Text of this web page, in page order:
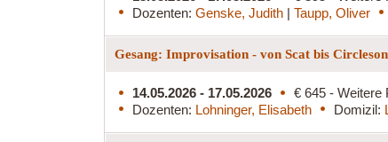
Dozenten: Genske, Judith | Taupp, Oliver
Gesang: Improvisation - von Scat bis
14.05.2026 - 17.05.2026
€ 645 - Weitere
Dozenten: Lohninger, Elisabeth Domizil: